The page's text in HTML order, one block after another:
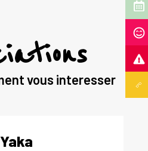
vous interesser
Yaka